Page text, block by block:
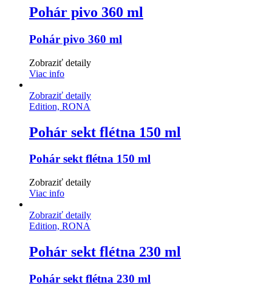
Pohár pivo 360 ml
Pohár pivo 360 ml
Zobraziť detaily
Viac info
Zobraziť detaily
Edition, RONA
Pohár sekt flétna 150 ml
Pohár sekt flétna 150 ml
Zobraziť detaily
Viac info
Zobraziť detaily
Edition, RONA
Pohár sekt flétna 230 ml
Pohár sekt flétna 230 ml